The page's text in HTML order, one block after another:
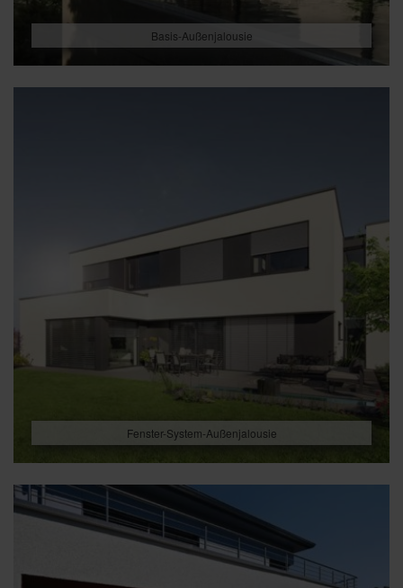
Basis-Außenjalousie
Fenster-System-Außenjalousie